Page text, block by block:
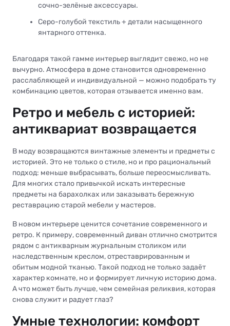
сочно-зелёные аксессуары.
Серо-голубой текстиль + детали насыщенного
янтарного оттенка.
Благодаря такой гамме интерьер выглядит свежо, но не
вычурно. Атмосфера в доме становится одновременно
расслабляющей и индивидуальной — можно подобрать ту
комбинацию цветов, которая отзывается именно вам.
Ретро и мебель с историей:
антиквариат возвращается
В моду возвращаются винтажные элементы и предметы с
историей. Это не только о стиле, но и про рациональный
подход: меньше выбрасывать, больше переосмысливать.
Для многих стало привычкой искать интересные
предметы на барахолках или заказывать бережную
реставрацию старой мебели у мастеров.
В новом интерьере ценится сочетание современного и
ретро. К примеру, современный диван отлично смотрится
рядом с антикварным журнальным столиком или
наследственным креслом, отреставрированным и
обитым модной тканью. Такой подход не только задаёт
характер комнате, но и формирует личную историю дома.
А что может быть лучше, чем семейная реликвия, которая
снова служит и радует глаз?
Умные технологии: комфорт